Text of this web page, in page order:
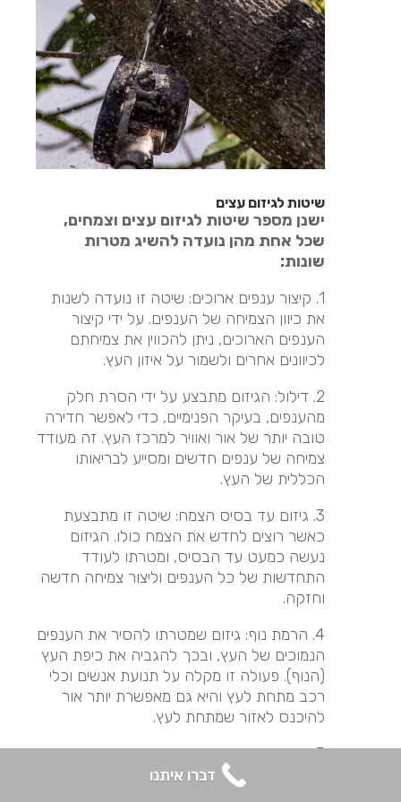
שיטות לגיזום עצים
ישנן מספר שיטות לגיזום עצים וצמחים,
שכל אחת מהן נועדה להשיג מטרות
שונות:
1. קיצור ענפים ארוכים: שיטה זו נועדה לשנות
את כיוון הצמיחה של הענפים. על ידי קיצור
הענפים הארוכים, ניתן להכווין את צמיחתם
לכיוונים אחרים ולשמור על איזון העץ.
2. דילול: הגיזום מתבצע על ידי הסרת חלק
מהענפים, בעיקר הפנימיים, כדי לאפשר חדירה
טובה יותר של אור ואוויר למרכז העץ. זה מעודד
צמיחה של ענפים חדשים ומסייע לבריאותו
הכללית של העץ.
3. גיזום עד בסיס הצמח: שיטה זו מתבצעת
כאשר רוצים לחדש את הצמח כולו. הגיזום
נעשה כמעט עד הבסיס, ומטרתו לעודד
התחדשות של כל הענפים וליצור צמיחה חדשה
וחזקה.
4. הרמת נוף: גיזום שמטרתו להסיר את הענפים
הנמוכים של העץ, ובכך להגביה את כיפת העץ
(הנוף). פעולה זו מקלה על תנועת אנשים וכלי
רכב מתחת לעץ והיא גם מאפשרת יותר אור
להיכנס לאזור שמתחת לעץ.
5. גיזום עיצובי: זוהי שיטת גיזום שמשתמשים בה
בעיקר למטרות אסתטיות. בעזרתה מעצבים את
הצמח לצורות מסוימות, כמו כדורים, ספירלות או
דברו איתנו